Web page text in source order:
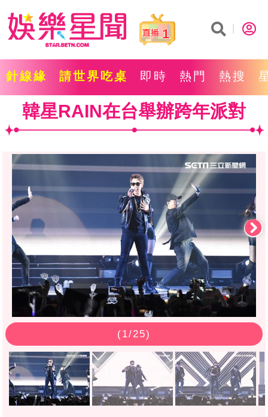
1
針線緣 請世界吃桌 即時 熱門 熱搜
韓星RAIN在台舉辦跨年派對
(1/25)